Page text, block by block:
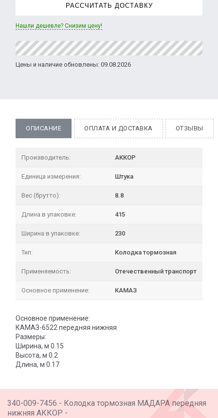
РАССЧИТАТЬ ДОСТАВКУ
Нашли дешевле? Снизим цену!
Цены и наличие обновлены: 09.08.2026
ОПИСАНИЕ ОПЛАТА И ДОСТАВКА ОТЗЫВЫ
Производитель: АККОР
Единица измерения: Штука
Вес (брутто): 8.8
Длина в упаковке: 415
Ширина в упаковке: 230
Тип: Колодка тормозная
Применяемость: Отечественный транспорт
Основное применение: КАМАЗ
Основное применение:
КАМАЗ-6522 передняя нижняя
Размеры:
Ширина, м 0.15
Высота, м 0.2
Длина, м 0.17
340-009-7456 - Колодка тормозная МАДАРА передняя
нижняя АККОР -